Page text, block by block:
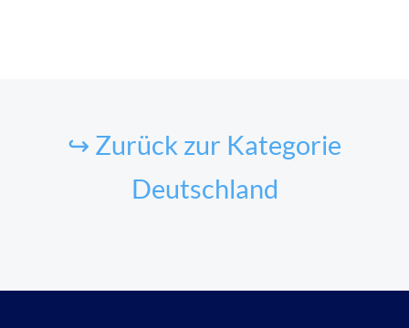
↪ Zurück zur Kategorie
Deutschland